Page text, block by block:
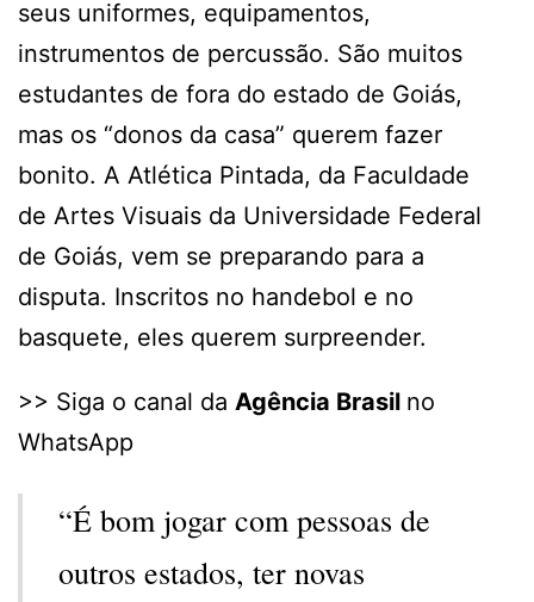
seus uniformes, equipamentos,
instrumentos de percussão. São muitos
estudantes de fora do estado de Goiás,
mas os “donos da casa” querem fazer
bonito. A Atlética Pintada, da Faculdade
de Artes Visuais da Universidade Federal
de Goiás, vem se preparando para a
disputa. Inscritos no handebol e no
basquete, eles querem surpreender.
>> Siga o canal da Agência Brasil no
WhatsApp
“É bom jogar com pessoas de
outros estados, ter novas